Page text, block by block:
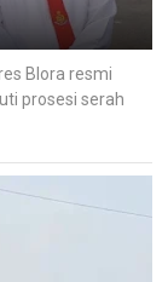
Blora resmi
prosesi serah